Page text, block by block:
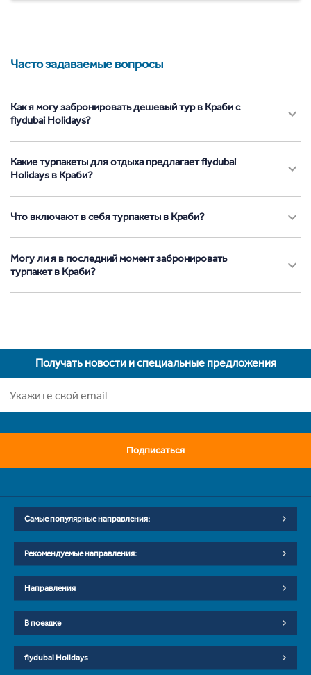
Часто задаваемые вопросы
Как я могу забронировать дешевый тур в Краби с
flydubai Holidays?
Какие турпакеты для отдыха предлагает flydubai
Holidays в Краби?
Что включают в себя турпакеты в Краби?
Могу ли я в последний момент забронировать
турпакет в Краби?
Получать новости и специальные предложения
Подписаться
Самые популярные направления:
Рекомендуемые направления:
Направления
В поездке
flydubai Holidays